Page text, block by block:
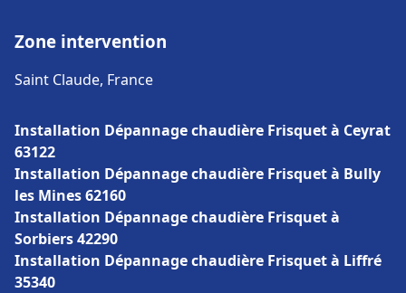
Zone intervention
Saint Claude, France
Installation Dépannage chaudière Frisquet à Ceyrat
63122
Installation Dépannage chaudière Frisquet à Bully
les Mines 62160
Installation Dépannage chaudière Frisquet à
Sorbiers 42290
Installation Dépannage chaudière Frisquet à Liffré
35340